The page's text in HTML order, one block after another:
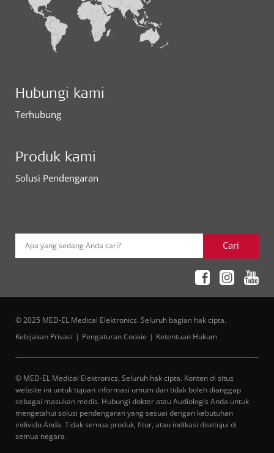
Hubungi kami
Terhubung
Produk kami
Solusi Pendengaran
Apa yang sedang Anda cari? Cari
© 2025 MED-EL Medical Elektronics. Seluruh bagian hak cipta.
Kebijakan Privasi
Pengaturan Cookie Ketentuan Hukum
© MED-EL Medical Elektronics. Seluruh hak cipta. Konten di situs
website ini untuk tujuan informasi umum dan tidak boleh dianggap
sebagai masukan medis. Hubungi dokter atau Audiologis Anda untuk
mengetahui solusi pendengaran yang sesuai dengan kebutuhan
individu Anda. Tidak semua produk, fitur, atau indikasi disetujui di
semua negara.